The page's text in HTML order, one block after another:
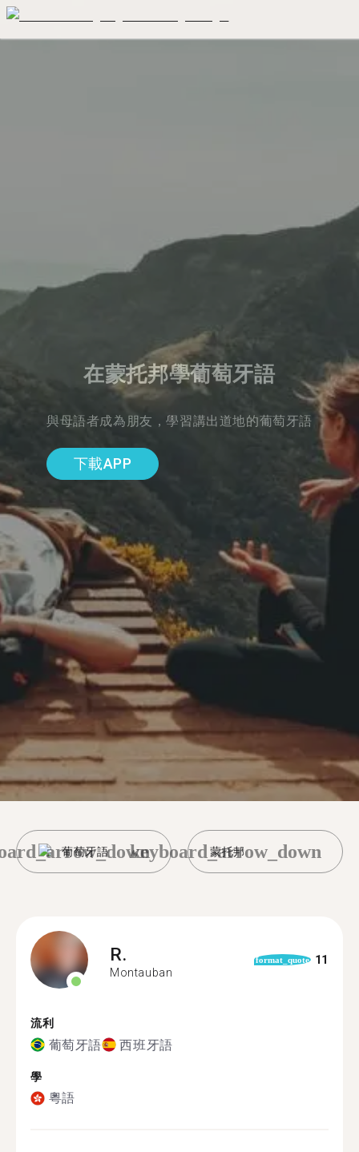
在蒙托邦學葡萄牙語
與母語者成為朋友，學習講出道地的葡萄牙語
下載APP
葡萄牙語 蒙托邦
keyboard_arrow_down
R.
Montauban
format_quote 11
流利
葡萄牙語 西班牙語
學
粵語